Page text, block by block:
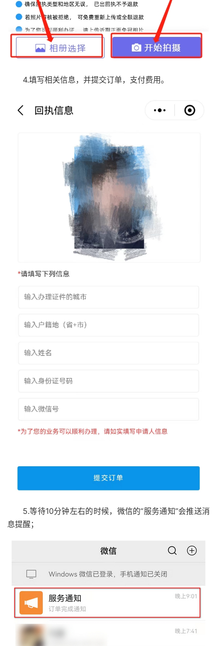
4.填写相关信息，并提交订单，支付费用。
5.等待10分钟左右的时候，微信的“服务通知”会推送消
息提醒；